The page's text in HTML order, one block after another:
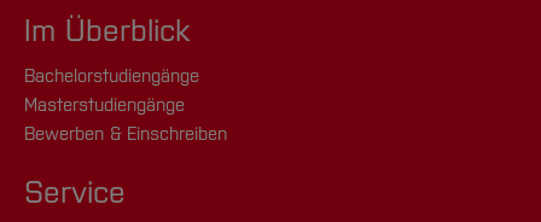
Im Überblick
Bachelorstudiengänge
Masterstudiengänge
Bewerben & Einschreiben
Service